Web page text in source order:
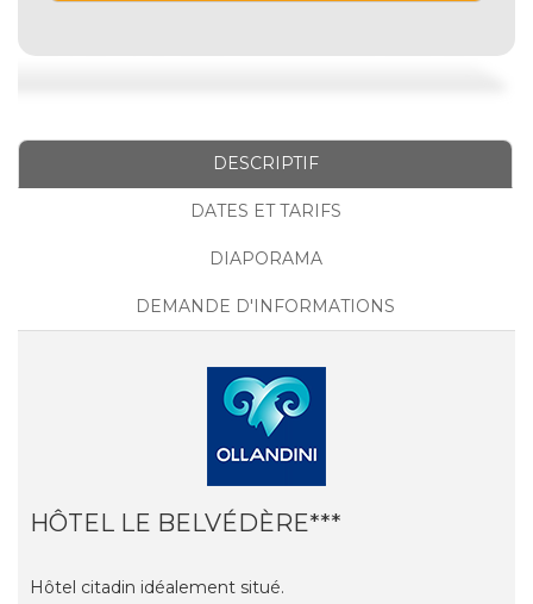
DESCRIPTIF
DATES ET TARIFS
DIAPORAMA
DEMANDE D'INFORMATIONS
HÔTEL LE BELVÉDÈRE***
Hôtel citadin idéalement situé.